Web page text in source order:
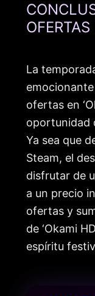
OFERTAS
La
ofertas en
oportunidad
Ya sea que
Steam, el
disfrutar de
a un precio
ofertas y
de ‘Okami
espíritu